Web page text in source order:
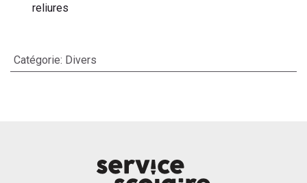
reliures
Catégorie: Divers